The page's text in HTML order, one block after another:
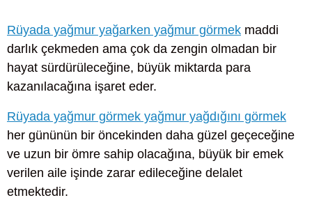
Rüyada yağmur yağarken yağmur görmek maddi
darlık çekmeden ama çok da zengin olmadan bir
hayat sürdürüleceğine, büyük miktarda para
kazanılacağına işaret eder.
Rüyada yağmur görmek yağmur yağdığını görmek
her gününün bir öncekinden daha güzel geçeceğine
ve uzun bir ömre sahip olacağına, büyük bir emek
verilen aile işinde zarar edileceğine delalet
etmektedir.